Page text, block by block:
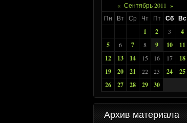
« Сентябрь 2011 »
Пн
Вт Ср Чт Пт Сб Вс
1
2 3
4
5
6 7 8 9 10
11
12
13 14 15 16 17
18
19
20 21 22 23 24
25
26
27 28 29 30
Архив материала